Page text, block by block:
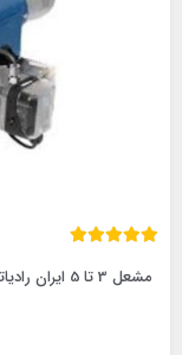
مشعل 3 تا 5 ایران رادیاتور